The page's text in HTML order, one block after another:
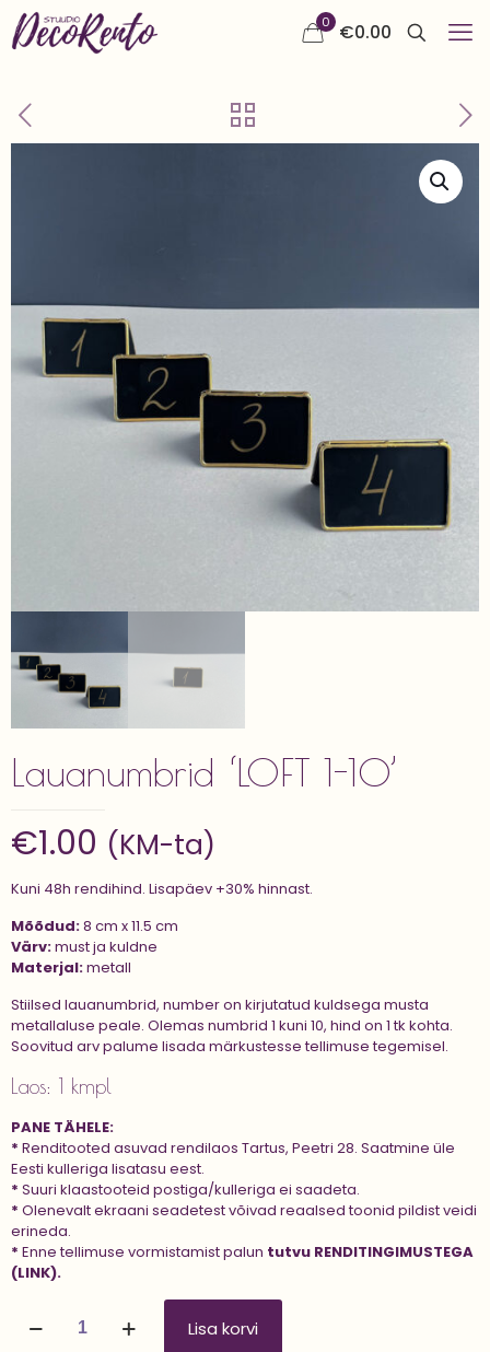
0 €0.00
Lauanumbrid ‘LOFT 1-10’
€1.00 (KM-ta)
Kuni 48h rendihind. Lisapäev +30% hinnast.
Mõõdud:8 cm x 11.5 cm
Värv:must ja kuldne
Materjal:metall
Stiilsed lauanumbrid, number on kirjutatud kuldsega musta
metallaluse peale. Olemas numbrid 1 kuni 10, hind on 1 tk kohta.
Soovitud arv palume lisada märkustesse tellimuse tegemisel.
Laos: 1 kmpl
PANE TÄHELE:
* Renditooted asuvad rendilaos Tartus, Peetri 28. Saatmine üle
Eesti kulleriga lisatasu eest.
* Suuri klaastooteid postiga/kulleriga ei saadeta.
* Olenevalt ekraani seadetest võivad reaalsed toonid pildist veidi
erineda.
* Enne tellimuse vormistamist palun tutvu RENDITINGIMUSTEGA
(LINK).
'LOFT
Lisa korvi